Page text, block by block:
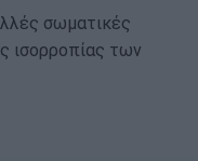
σωματικές
ισορροπίας των